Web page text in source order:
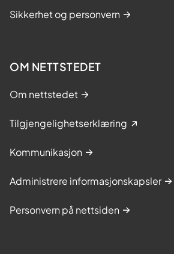
Sikkerhet og personvern
OM NETTSTEDET
Om nettstedet
Tilgjengelighetserklæring
Kommunikasjon
Administrere informasjonskapsler
Personvern på nettsiden